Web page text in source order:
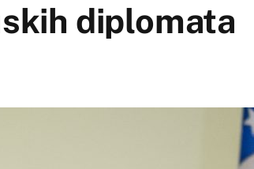
diplomata